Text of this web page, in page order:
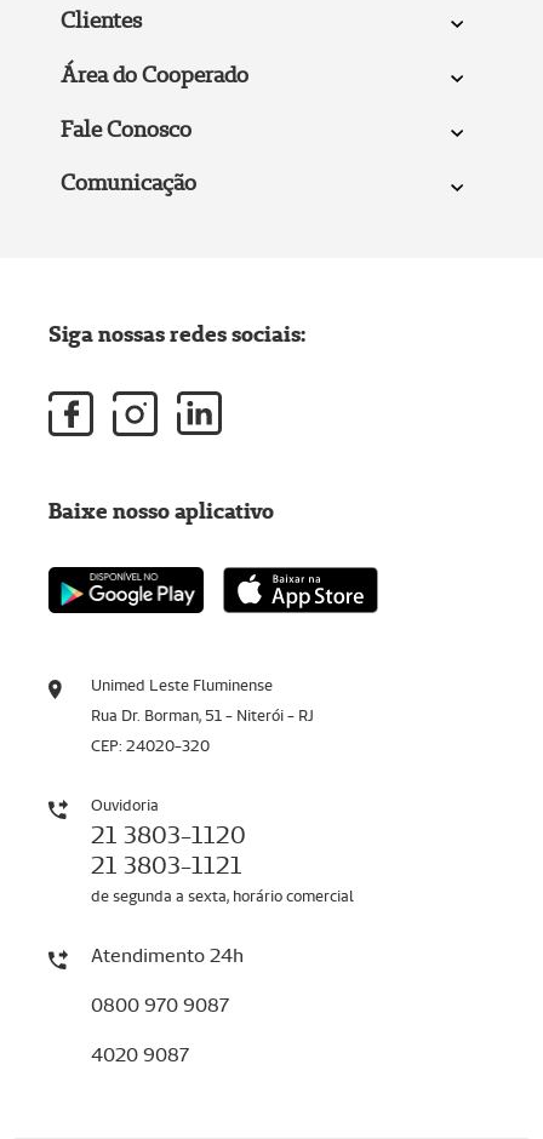
Clientes
Área do Cooperado
Fale Conosco
Comunicação
Unimed Leste Fluminense
Rua Dr. Borman, 51 - Niterói - RJ
CEP: 24020-320
Ouvidoria
21 3803-1120
21 3803-1121
de segunda a sexta, horário comercial
Atendimento 24h
0800 970 9087
4020 9087
Siga nossas redes sociais:
Baixe nosso aplicativo